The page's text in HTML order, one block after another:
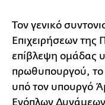
Τον γενικό
Επιχειρήσεων της
επίβλεψη ομάδας
πρωθυπουργού, το
υπό τον υπουργό
Ενόπλων Δυνάμεων